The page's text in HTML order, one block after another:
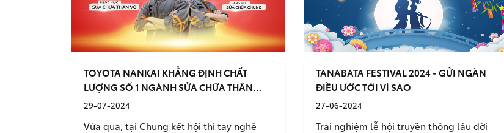
TOYOTA NANKAI KHẲNG ĐỊNH CHẤT
LƯỢNG SỐ 1 NGÀNH SỬA CHỮA THÂN...
29-07-2024
Vừa qua, tại Chung kết hội thi tay nghề
TANABATA FESTIVAL 2024 - GỬI NGÀN
ĐIỀU ƯỚC TỚI VÌ SAO
27-06-2024
Trải nghiệm lễ hội truyền thống lâu đời